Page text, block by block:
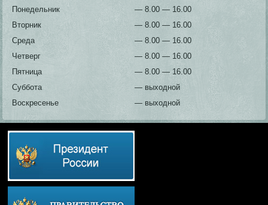
Понедельник
— 8.00 — 16.00
Вторник
— 8.00 — 16.00
Среда
— 8.00 — 16.00
Четверг
— 8.00 — 16.00
Пятница
— 8.00 — 16.00
Суббота
— выходной
Воскресенье
— выходной